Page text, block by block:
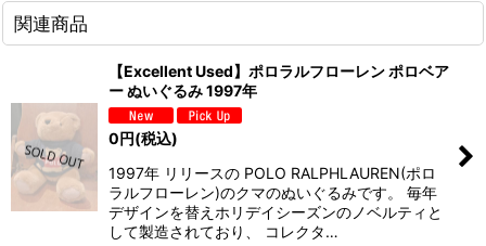
関連商品
【Excellent Used】ポロラルフローレン ポロベア
ー ぬいぐるみ 1997年
0円(税込)
1997年 リリースの POLO RALPHLAUREN(ポロ
ラルフローレン)のクマのぬいぐるみです。 毎年
デザインを替えホリデイシーズンのノベルティと
して製造されており、 コレクタ…